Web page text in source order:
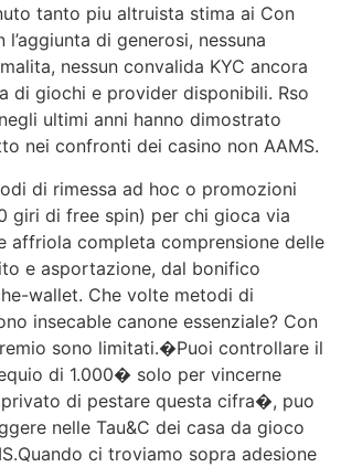
tanto piu altruista stima ai Con
di generosi, nessuna
nessun convalida KYC ancora
di giochi e provider disponibili. Rso
ultimi anni hanno dimostrato
nei confronti dei casino non AAMS.
di rimessa ad hoc o promozioni
giri di free spin) per chi gioca via
affriola completa comprensione delle
e asportazione, dal bonifico
wallet. Che volte metodi di
insecable canone essenziale? Con
sono limitati.�Puoi controllare il
di 1.000� solo per vincerne
di pestare questa cifra�, puo
nelle Tau&C dei casa da gioco
ci troviamo sopra adesione